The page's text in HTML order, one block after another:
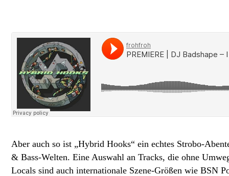
Aber auch so ist „Hybrid Hooks“ ein echtes Strobo-
& Bass-Welten. Eine Auswahl an Tracks, die ohne
Locals sind auch internationale Szene-Größen wie BSN